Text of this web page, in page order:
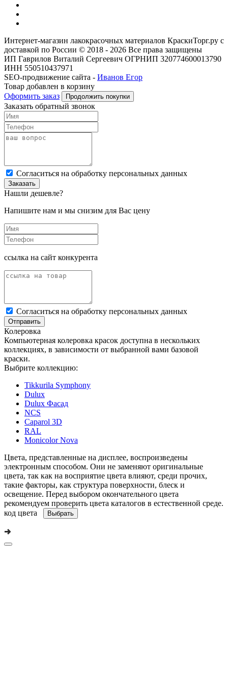
Интернет-магазин лакокрасочных материалов КраскиТорг.ру с
доставкой по России © 2018 - 2026 Все права защищены
ИП Гаврилов Виталий Сергеевич ОГРНИП 320774600013790
ИНН 550510437971
SEO-продвижение сайта - Иванов Егор
Товар добавлен в корзину
Оформить заказ
Продолжить покупки
Заказать обратный звонок
Cогласиться на обработку персональных данных
Заказать
Нашли дешевле?
Напишите нам и мы снизим для Вас цену
ссылка на сайт конкурента
Cогласиться на обработку персональных данных
Отправить
Колеровка
Компьютерная колеровка красок доступна в нескольких
коллекциях, в зависимости от выбранной вами базовой
краски.
Выбрите коллекцию:
Tikkurila Symphony
Dulux
Dulux Фасад
NCS
Caparol 3D
RAL
Monicolor Nova
Цвета, представленные на дисплее, воспроизведены
электронным способом. Они не заменяют оригинальные
цвета, так как на восприятие цвета влияют, среди прочих,
такие факторы, как структура поверхности, блеск и
освещение. Перед выбором окончательного цвета
рекомендуем проверить цвета каталогов в естественной среде.
код цвета
Выбрать